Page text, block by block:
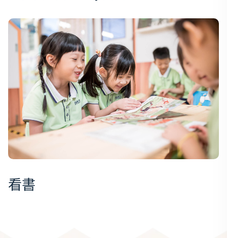
看書